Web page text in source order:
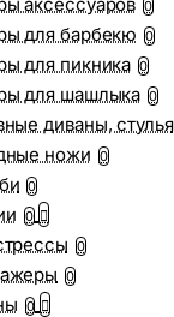
0
для барбекю 0
для пикника 0
для шашлыка 0
диваны, стулья
ножи 0
0
0
0
0
0